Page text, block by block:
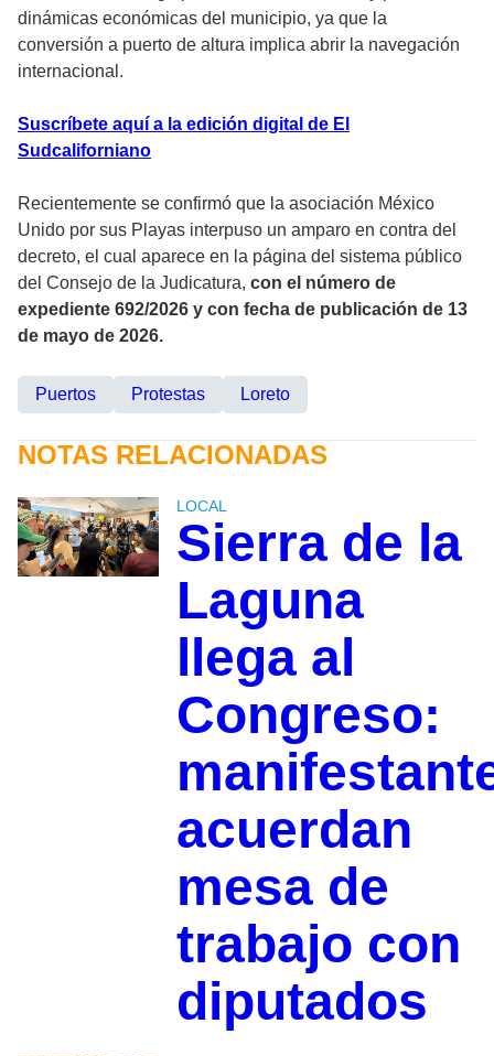
dinámicas económicas del municipio, ya que la
conversión a puerto de altura implica abrir la navegación
internacional.
Suscríbete aquí a la edición digital de El
Sudcaliforniano
Recientemente se confirmó que la asociación México
Unido por sus Playas interpuso un amparo en contra del
decreto, el cual aparece en la página del sistema público
del Consejo de la Judicatura, con el número de
expediente 692/2026 y con fecha de publicación de 13
de mayo de 2026.
Puertos Protestas Loreto
NOTAS RELACIONADAS
LOCAL
Sierra de la
Laguna
llega al
Congreso:
acuerdan
mesa de
trabajo con
diputados